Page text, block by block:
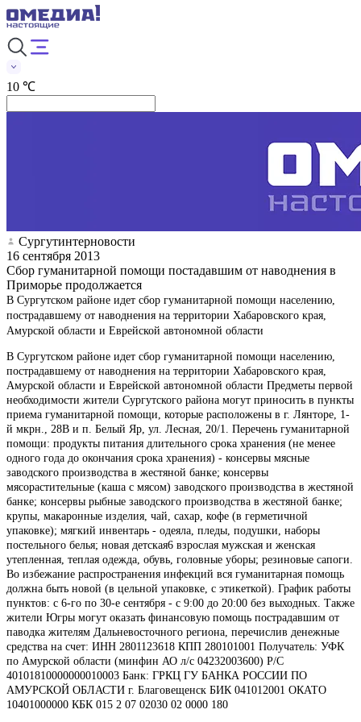
10 ℃
Сургутинтерновости
16 сентября 2013
Сбор гуманитарной помощи постадавшим от наводнения в
Приморье продолжается
В Сургутском районе идет сбор гуманитарной помощи населению,
пострадавшему от наводнения на территории Хабаровского края,
Амурской области и Еврейской автономной области
В Сургутском районе идет сбор гуманитарной помощи населению,
пострадавшему от наводнения на территории Хабаровского края,
Амурской области и Еврейской автономной области Предметы первой
необходимости жители Сургутского района могут приносить в пункты
приема гуманитарной помощи, которые расположены в г. Лянторе, 1-
й мкрн., 28В и п. Белый Яр, ул. Лесная, 20/1. Перечень гуманитарной
помощи: продукты питания длительного срока хранения (не менее
одного года до окончания срока хранения) - консервы мясные
заводского производства в жестяной банке; консервы
мясорастительные (каша с мясом) заводского производства в жестяной
банке; консервы рыбные заводского производства в жестяной банке;
крупы, макаронные изделия, чай, сахар, кофе (в герметичной
упаковке); мягкий инвентарь - одеяла, пледы, подушки, наборы
постельного белья; новая детская6 взрослая мужская и женская
утепленная, теплая одежда, обувь, головные уборы; резиновые сапоги.
Во избежание распространения инфекций вся гуманитарная помощь
должна быть новой (в цельной упаковке, с этикеткой). График работы
пунктов: с 6-го по 30-е сентября - с 9:00 до 20:00 без выходных. Также
жители Югры могут оказать финансовую помощь пострадавшим от
паводка жителям Дальневосточного региона, перечислив денежные
средства на счет: ИНН 2801123618 КПП 280101001 Получатель: УФК
по Амурской области (минфин АО л/с 04232003600) Р/С
40101810000000010003 Банк: ГРКЦ ГУ БАНКА РОССИИ ПО
АМУРСКОЙ ОБЛАСТИ г. Благовещенск БИК 041012001 ОКАТО
10401000000 КБК 015 2 07 02030 02 0000 180